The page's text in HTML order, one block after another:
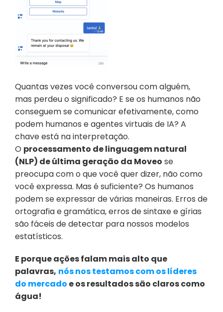
Quantas vezes você conversou com alguém,
mas perdeu o significado? E se os humanos não
conseguem se comunicar efetivamente, como
podem humanos e agentes virtuais de IA? A
chave está na interpretação.
O processamento de linguagem natural
(NLP) de última geração da Moveo se
preocupa com o que você quer dizer, não como
você expressa. Mas é suficiente? Os humanos
podem se expressar de várias maneiras. Erros de
ortografia e gramática, erros de sintaxe e gírias
são fáceis de detectar para nossos modelos
estatísticos.
E porque ações falam mais alto que
palavras, nós nos testamos com os líderes
do mercado e os resultados são claros como
água!